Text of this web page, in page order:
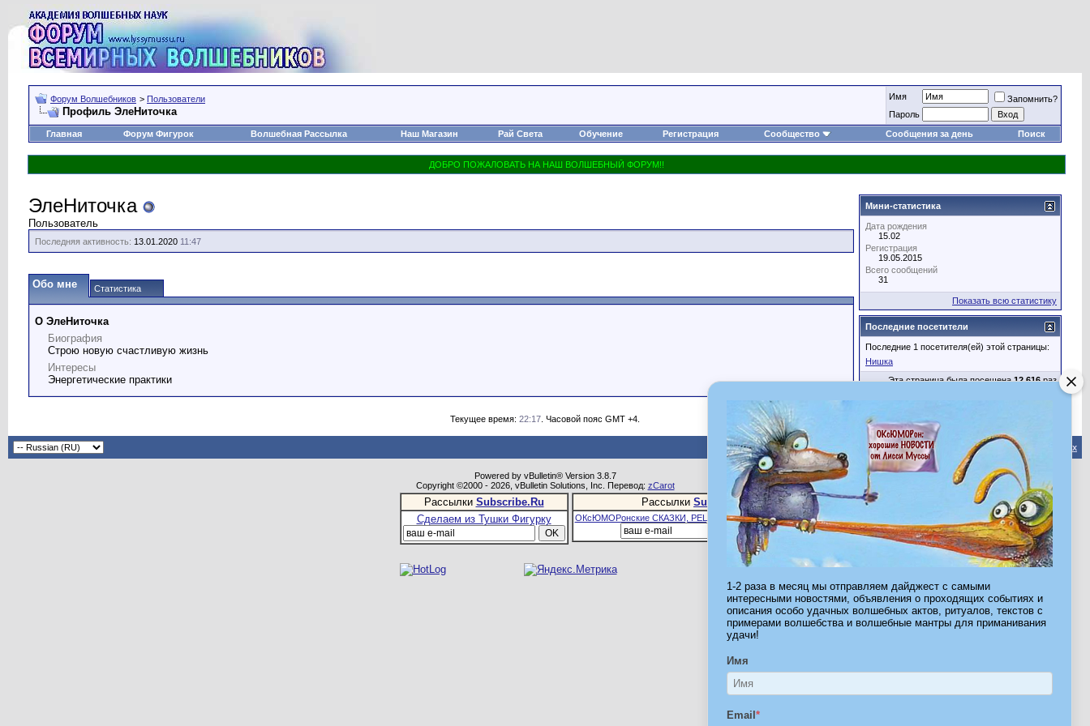
1-2 раза в месяц мы отправляем дайджест с самыми
интересными новостями, объявления о проходящих событиях и
описания особо удачных волшебных актов, ритуалов, текстов с
примерами волшебства и волшебные мантры для приманивания
удачи!
Имя
Email *
Форум Волшебников > Пользователи
Профиль ЭлеНиточка
Имя
Запомнить?
Пароль
Главная
Форум Фигурок Волшебная Рассылка Наш Магазин Рай Света Обучение Регистрация Сообщество Сообщения за день Поиск
ЭлеНиточка
Пользователь
Последняя активность: 13.01.2020 11:47
Обо мне Статистика
О ЭлеНиточка
Биография
Строю новую счастливую жизнь
Интересы
Энергетические практики
Мини-статистика
Дата рождения
15.02
Регистрация
19.05.2015
Всего сообщений
31
Показать всю статистику
Последние посетители
Последние 1 посетителя(ей) этой страницы:
Нишка
Эта страница была посещена12,616раз
Текущее время: 22:17 . Часовой пояс GMT +4.
Обратная связь-Форум Волшебников-Архив Вверх
Powered by vBulletin® Version 3.8.7
Copyright ©2000 - 2026, vBulletin Solutions, Inc. Перевод: zCarot
Рассылки Subscribe.Ru
Сделаем из Тушки Фигурку
Рассылки Subscribe.Ru
ОКсЮМОРонские СКАЗКИ, РЕЦЕПТЫ И ШТУЧКИ ДЛЯ ВСЕХ